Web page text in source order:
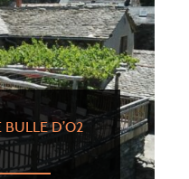
BULLE D’O2